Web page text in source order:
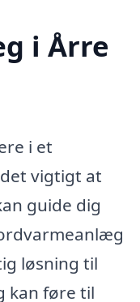
i Årre
i et
vigtigt at
guide dig
løsning til
kan føre til